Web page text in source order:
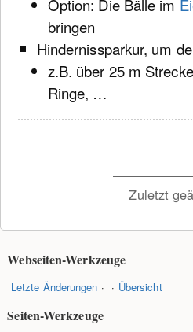
Option: Die Bälle im
bringen
Hindernissparkur, um
z.B. über 25 m
Ringe, …
Zuletzt
Webseiten-Werkzeuge
Letzte Änderungen Übersicht
Seiten-Werkzeuge